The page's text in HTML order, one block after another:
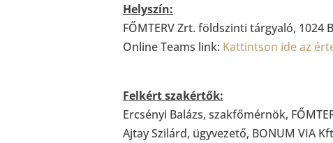
Helyszín:
FŐMTERV Zrt. földszinti tárgyaló, 1024
Online Teams link: Kattintson ide az
Felkért szakértők:
Ercsényi Balázs, szakfőmérnök,
Ajtay Szilárd, ügyvezető, BONUM VIA